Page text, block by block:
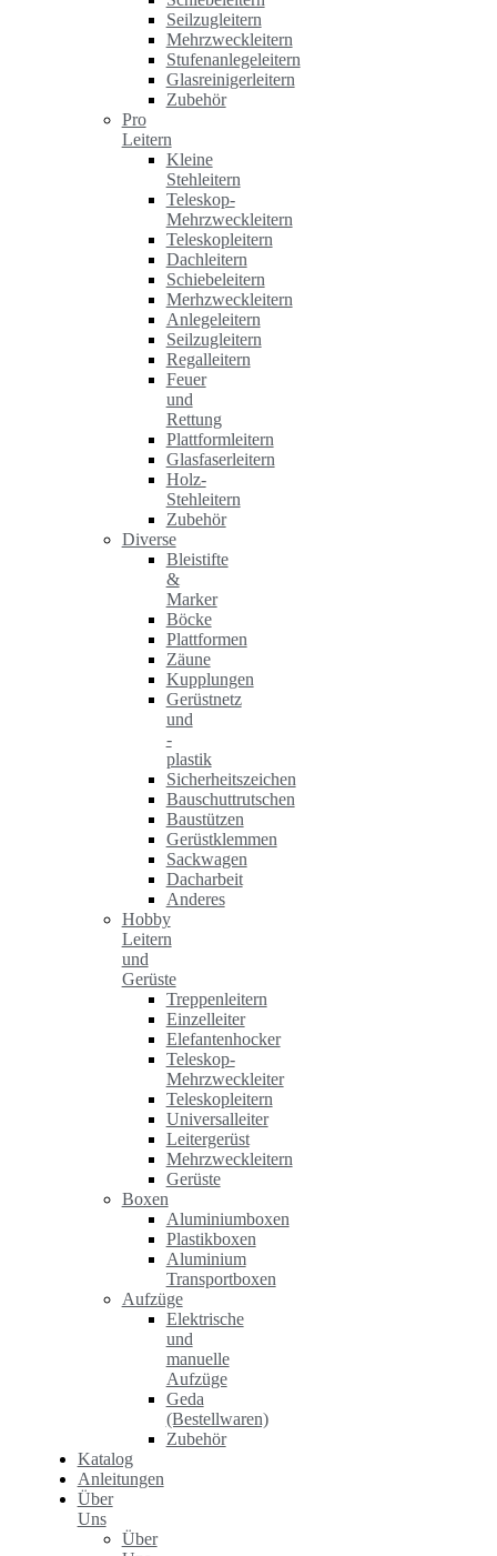
Seilzugleitern
Mehrzweckleitern
Stufenanlegeleitern
Glasreinigerleitern
Zubehör
Pro
Leitern
Kleine
Stehleitern
Teleskop-
Mehrzweckleitern
Teleskopleitern
Dachleitern
Schiebeleitern
Merhzweckleitern
Anlegeleitern
Seilzugleitern
Regalleitern
Feuer
und
Rettung
Plattformleitern
Glasfaserleitern
Holz-
Stehleitern
Zubehör
Diverse
Bleistifte
&
Marker
Böcke
Plattformen
Zäune
Kupplungen
Gerüstnetz
und
-
plastik
Sicherheitszeichen
Bauschuttrutschen
Baustützen
Gerüstklemmen
Sackwagen
Dacharbeit
Anderes
Hobby
Leitern
und
Gerüste
Treppenleitern
Einzelleiter
Elefantenhocker
Teleskop-
Mehrzweckleiter
Teleskopleitern
Universalleiter
Leitergerüst
Mehrzweckleitern
Gerüste
Boxen
Aluminiumboxen
Plastikboxen
Aluminium
Transportboxen
Aufzüge
Elektrische
und
manuelle
Aufzüge
Geda
(Bestellwaren)
Zubehör
Katalog
Anleitungen
Über
Uns
Über